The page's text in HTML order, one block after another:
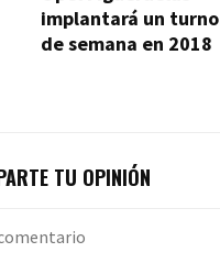
implantará un
de semana en 2018
TU OPINIÓN